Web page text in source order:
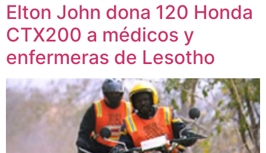
Elton John dona 120 Honda
CTX200 a médicos y
enfermeras de Lesotho